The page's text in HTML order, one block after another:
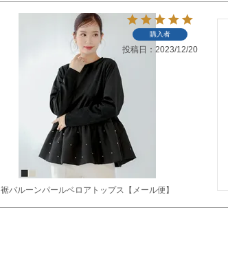
裾バルーンパールベロアトップス【メール便】
購入者
投稿日 2023/12/20